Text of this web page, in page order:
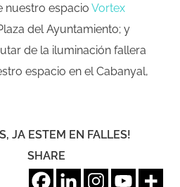
nuestro espacio Vortex
del Ayuntamiento; y
de la iluminación fallera
espacio en el Cabanyal,
JA ESTEM EN FALLES!
SHARE